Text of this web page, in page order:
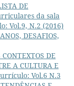
DE
da sala
Vol.9, N.2 (2016)
DESAFIOS,
CONTEXTOS DE
A CULTURA E
Vol.6 N.3